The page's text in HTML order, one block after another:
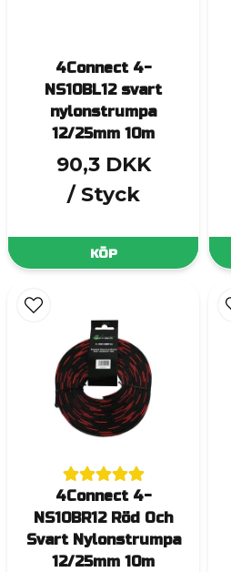
4Connect 4-
NS10BL12 svart
nylonstrumpa
12/25mm 10m
90,3 DKK
/ Styck
KÖP
4Connect 4-
NS10BR12 Röd Och
Svart Nylonstrumpa
12/25mm 10m